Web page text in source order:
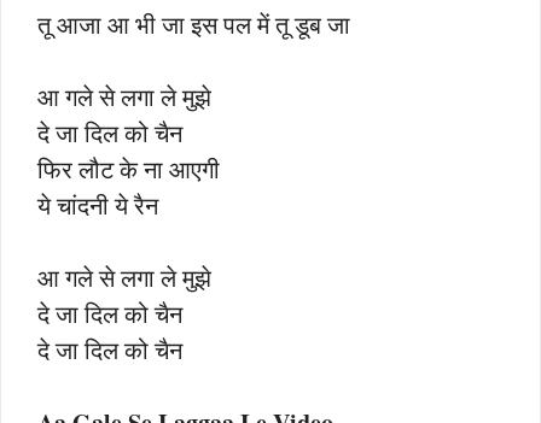
तू आजा आ भी जा इस पल में तू डूब जा
आ गले से लगा ले मुझे
दे जा दिल को चैन
फिर लौट के ना आएगी
ये चांदनी ये रैन
आ गले से लगा ले मुझे
दे जा दिल को चैन
दे जा दिल को चैन